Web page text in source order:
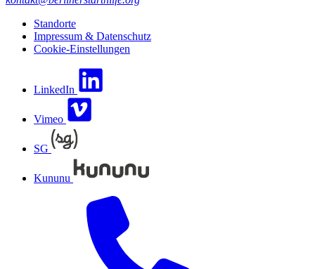
Standorte
Impressum & Datenschutz
Cookie-Einstellungen
LinkedIn
Vimeo
SG
Kununu